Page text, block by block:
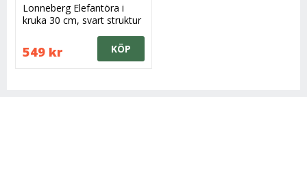
Lonneberg Elefantöra i
kruka 30 cm, svart struktur
549 kr KÖP